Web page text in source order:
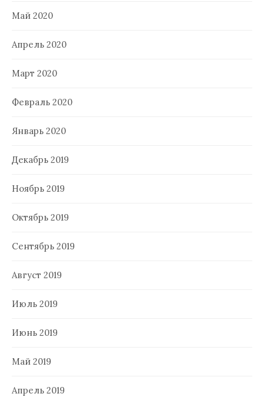
Май 2020
Апрель 2020
Март 2020
Февраль 2020
Январь 2020
Декабрь 2019
Ноябрь 2019
Октябрь 2019
Сентябрь 2019
Август 2019
Июль 2019
Июнь 2019
Май 2019
Апрель 2019